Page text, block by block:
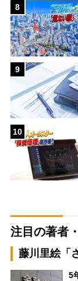
8
9
10
注目の著者
藤川里絵「
5